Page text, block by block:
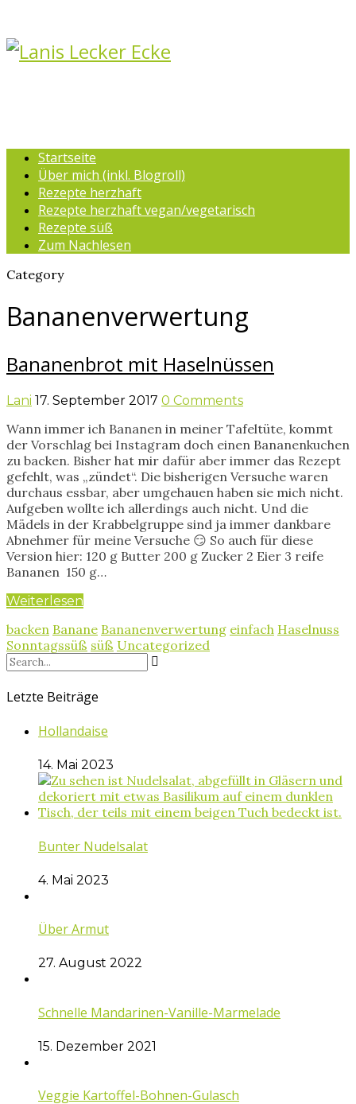
Startseite
Über mich (inkl. Blogroll)
Rezepte herzhaft
Rezepte herzhaft vegan/vegetarisch
Rezepte süß
Zum Nachlesen
Category
Bananenverwertung
Bananenbrot mit Haselnüssen
Lani 17. September 2017 0 Comments
Wann immer ich Bananen in meiner Tafeltüte, kommt
der Vorschlag bei Instagram doch einen Bananenkuchen
zu backen. Bisher hat mir dafür aber immer das Rezept
gefehlt, was „zündet“. Die bisherigen Versuche waren
durchaus essbar, aber umgehauen haben sie mich nicht.
Aufgeben wollte ich allerdings auch nicht. Und die
Mädels in der Krabbelgruppe sind ja immer dankbare
Abnehmer für meine Versuche 😏 So auch für diese
Version hier: 120 g Butter 200 g Zucker 2 Eier 3 reife
Bananen 150 g…
Weiterlesen
backen Banane Bananenverwertung einfach Haselnuss
Sonntagssüß süß Uncategorized
Letzte Beiträge
Hollandaise
14. Mai 2023
Bunter Nudelsalat
4. Mai 2023
Über Armut
27. August 2022
Schnelle Mandarinen-Vanille-Marmelade
15. Dezember 2021
Veggie Kartoffel-Bohnen-Gulasch